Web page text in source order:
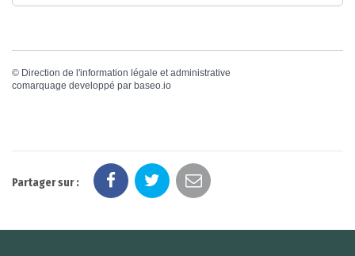
© Direction de l'information légale et administrative
comarquage developpé par baseo.io
Partager sur :